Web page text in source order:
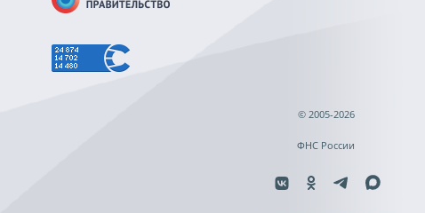
© 2005-2026
ФНС России